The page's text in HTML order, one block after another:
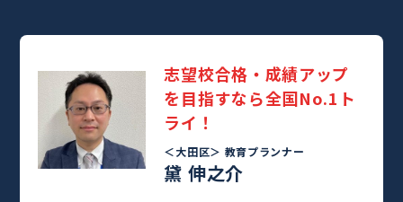
志望校合格・成績アップ
を目指すなら全国No.1ト
ライ！
＜大田区＞ 教育プランナー
黛 伸之介